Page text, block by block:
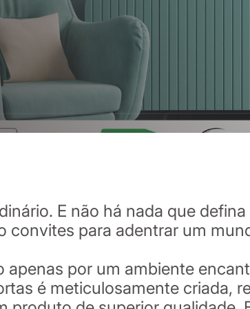
E não há nada que
convites para adentrar um
por um ambiente
é meticulosamente criada,